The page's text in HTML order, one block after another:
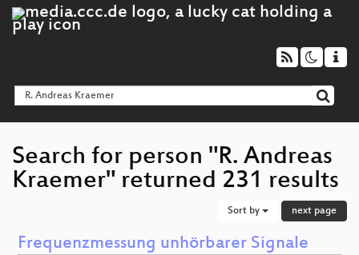
Search for person "R. Andreas
Kraemer" returned 231 results
Sort by next page
Frequenzmessung unhörbarer Signale